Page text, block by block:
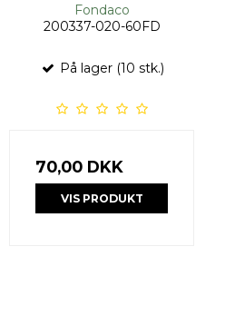
Fondaco
200337-020-60FD
På lager (10 stk.)
70,00 DKK
VIS PRODUKT